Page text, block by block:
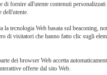
fornire all'utente contenuti
dell'utente.
tecnologia Web basata sul beaconing,
di visitatori che hanno fatto clic sugli
dei browser Web accetta
offerte dal sito Web.